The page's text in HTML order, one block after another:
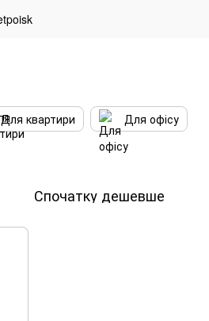
Для квартири
Для офісу
Спочатку дешевше